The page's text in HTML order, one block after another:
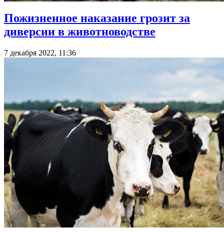
Пожизненное наказание грозит за
диверсии в животноводстве
7 декабря 2022, 11:36